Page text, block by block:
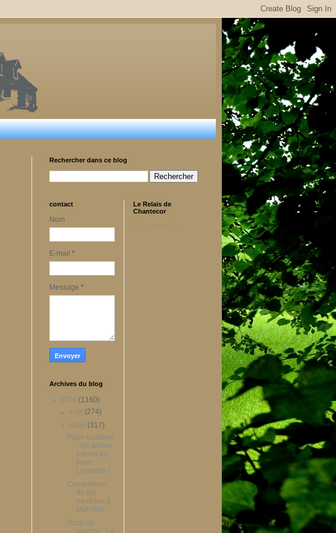
Rechercher dans ce blog
contact
Nom
E-mail *
Message *
Archives du blog
▼ 2016 (1160)
► août (274)
▼ juillet (317)
Page occitane
: les arbres
totems en
Pays
Limousin !
Compétition
de Ski
nautique à
Marcillac
Rock en
marche : Le
Le Relais de
Chantecor